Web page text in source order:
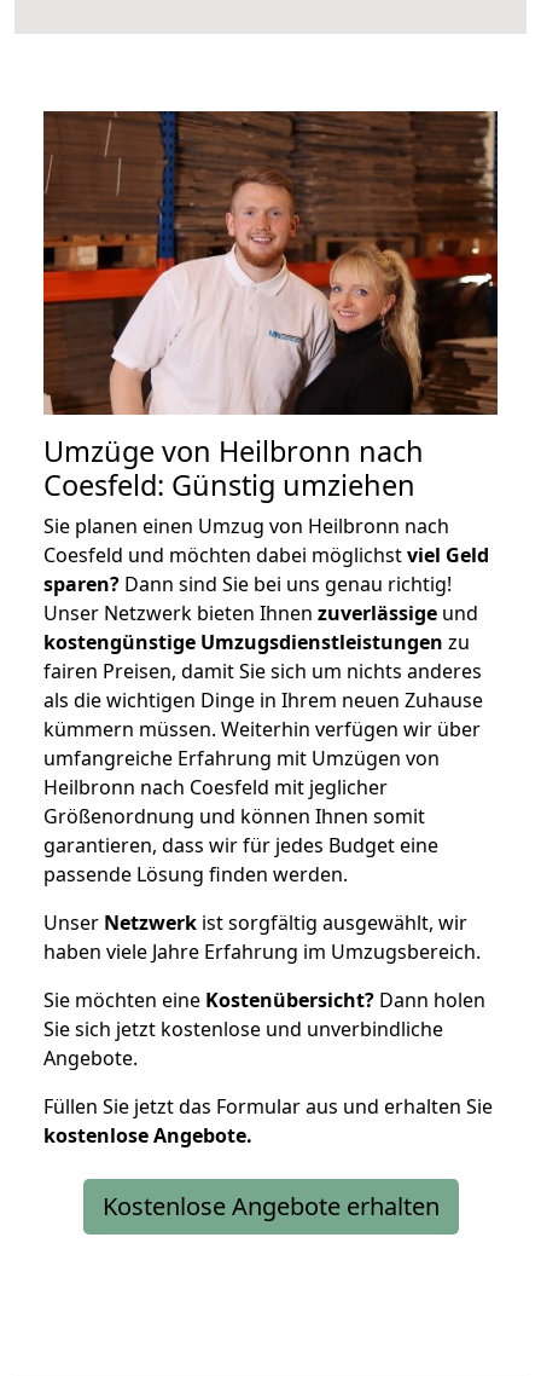
Umzüge von Heilbronn nach
Coesfeld: Günstig umziehen
Sie planen einen Umzug von Heilbronn nach
Coesfeld und möchten dabei möglichstviel Geld
sparen? Dann sind Sie bei uns genau richtig!
Unser Netzwerk bieten Ihnen zuverlässige und
kostengünstige Umzugsdienstleistungen zu
fairen Preisen, damit Sie sich um nichts anderes
als die wichtigen Dinge in Ihrem neuen Zuhause
kümmern müssen. Weiterhin verfügen wir über
umfangreiche Erfahrung mit Umzügen von
Heilbronn nach Coesfeld mit jeglicher
Größenordnung und können Ihnen somit
garantieren, dass wir für jedes Budget eine
passende Lösung finden werden.
Unser Netzwerk ist sorgfältig ausgewählt, wir
haben viele Jahre Erfahrung im Umzugsbereich.
Sie möchten eine Kostenübersicht? Dann holen
Sie sich jetzt kostenlose und unverbindliche
Angebote.
Füllen Sie jetzt das Formular aus und erhalten Sie
kostenloseAngebote.
Kostenlose Angebote erhalten